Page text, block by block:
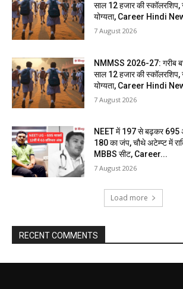
साल 12 हजार की
योग्यता, Career Hindi
7 August 2026
NMMSS 2026-27: गरीब
साल 12 हजार की
योग्यता, Career Hindi
7 August 2026
NEET में 197 से बढ़कर
180 का जंप, चौथे अटेम्प्ट में
MBBS सीट, Career...
7 August 2026
Load more
RECENT COMMENTS